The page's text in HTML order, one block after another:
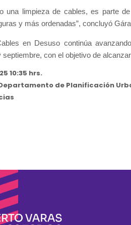
una limpieza de cables, es parte
y más ordenadas”, concluyó
en Desuso continúa
septiembre, con el objetivo de
10:35 hrs.
de Planificación